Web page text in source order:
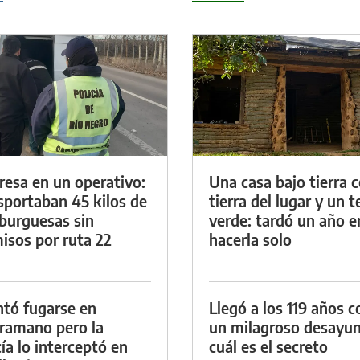
en un operativo:
45 kilos de
sin
por ruta 22
fugarse en
pero la
lo interceptó en
Una casa bajo tierra
tierra del lugar y un
verde: tardó un año
hacerla solo
Llegó a los 119 años
un milagroso
cuál es el secreto